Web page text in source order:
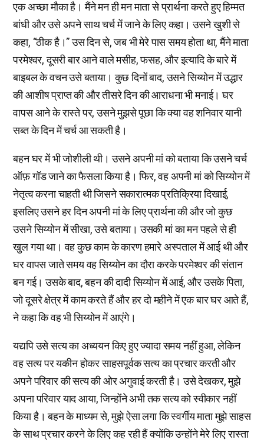
एक अच्छा मौका है। मैंने मन ही मन माता से प्रार्थना करते हुए हिम्मत
बांधी और उसे अपने साथ चर्च में जाने के लिए कहा। उसने खुशी से
कहा, “ठीक है।” उस दिन से, जब भी मेरे पास समय होता था, मैंने माता
परमेश्वर, दूसरी बार आने वाले मसीह, फसह, और इत्यादि के बारे में
बाइबल के वचन उसे बताया। कुछ दिनों बाद, उसने सिय्योन में उद्धार
की आशीष प्राप्त की और तीसरे दिन की आराधना भी मनाई। घर
वापस आने के रास्ते पर, उसने मुझसे पूछा कि क्या वह शनिवार यानी
सब्त के दिन में चर्च आ सकती है।
बहन घर में भी जोशीली थी। उसने अपनी मां को बताया कि उसने चर्च
ऑफ़ गॉड जाने का फैसला किया है। फिर, वह अपनी मां को सिय्योन में
नेतृत्व करना चाहती थी जिसने सकारात्मक प्रतिक्रिया दिखाई,
इसलिए उसने हर दिन अपनी मां के लिए प्रार्थना की और जो कुछ
उसने सिय्योन में सीखा, उसे बताया। उसकी मां का मन पहले से ही
खुल गया था। वह कुछ काम के कारण हमारे अस्पताल में आई थी और
घर वापस जाते समय वह सिय्योन का दौरा करके परमेश्वर की संतान
बन गई। उसके बाद, बहन की दादी सिय्योन में आई, और उसके पिता,
जो दूसरे क्षेत्र में काम करते हैं और हर दो महीने में एक बार घर आते हैं,
ने कहा कि वह भी सिय्योन में आएंगे।
यद्यपि उसे सत्य का अध्ययन किए हुए ज्यादा समय नहीं हुआ, लेकिन
वह सत्य पर यकीन होकर साहसपूर्वक सत्य का प्रचार करती और
अपने परिवार की सत्य की ओर अगुवाई करती है। उसे देखकर, मुझे
अपना परिवार याद आया, जिन्होंने अभी तक सत्य को स्वीकार नहीं
किया है। बहन के माध्यम से, मुझे ऐसा लगा कि स्वर्गीय माता मुझे साहस
के साथ प्रचार करने के लिए कह रही हैं क्योंकि उन्होंने मेरे लिए रास्ता